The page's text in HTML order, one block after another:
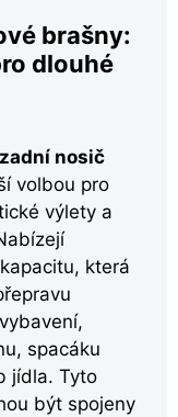
brašny:
dlouhé
nosič
volbou pro
výlety a
která
spacáku
jídla. Tyto
být spojeny